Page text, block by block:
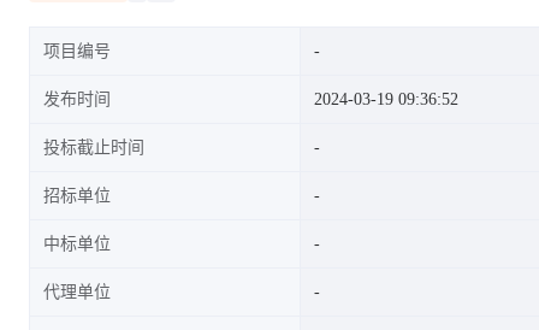
项目编号
发布时间 2024-03-19 09:36:52
投标截止时间
招标单位
中标单位
代理单位